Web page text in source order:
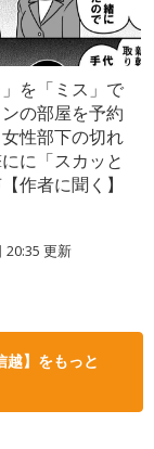
」を「ミス」で
の部屋を予約
性部下の切れ
に「スカッと
作者に聞く】
20:35 更新
越】をもっと